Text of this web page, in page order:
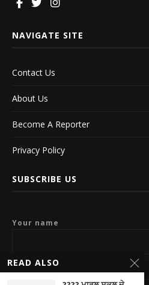
NAVIGATE SITE
Contact Us
About Us
Become A Reporter
Privacy Policy
SUBSCRIBE US
Your name
Your email
READ ALSO